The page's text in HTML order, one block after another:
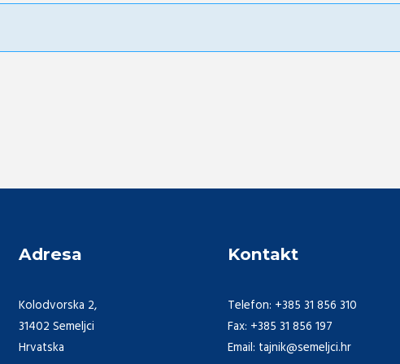
Adresa
Kolodvorska 2,
31402 Semeljci
Hrvatska
Kontakt
Telefon: +385 31 856 310
Fax: +385 31 856 197
Email: tajnik@semeljci.hr